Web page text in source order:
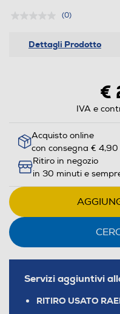
(0)
Dettagli Prodotto
€
IVA e
Acquisto online
con consegna € 4,90
Ritiro in negozio
in 30 minuti e
Servizi aggiuntivi
RITIRO USATO